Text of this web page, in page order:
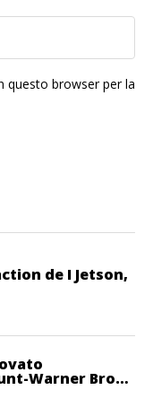
questo browser per la
de I Jetson,
Warner Bros